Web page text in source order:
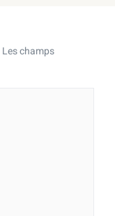
Les champs